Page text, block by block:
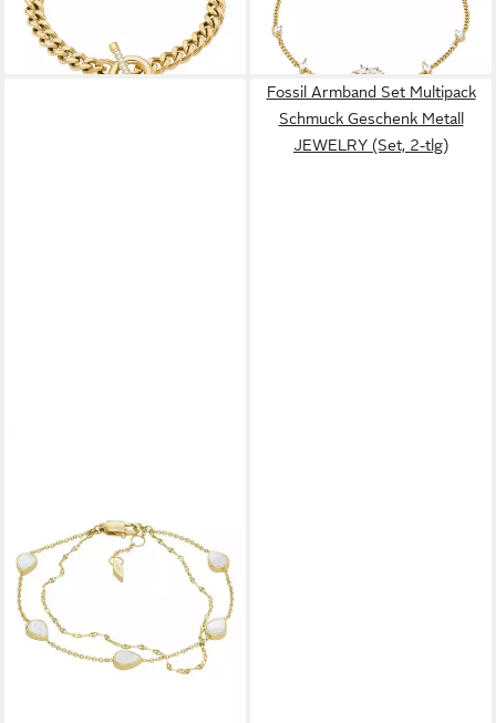
ab 86,00 €
lieferbar - in 1-2 Werktagen bei dir
65,00 €
lieferbar - in 3-4 Werktagen bei dir
JEWELRY Tropfen, mit
Perlmutt
65,00 €
lieferbar - in 2-3 Werktagen bei dir
Fossil Armband Set Multipack
Schmuck Geschenk Metall
JEWELRY (Set, 2-tlg)